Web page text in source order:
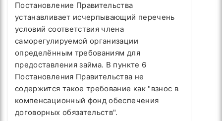
Постановление Правительства
устанавливает исчерпывающий перечень
условий соответствия члена
саморегулируемой организации
определённым требованиям для
предоставления займа. В пункте 6
Постановления Правительства не
содержится такое требование как"взнос в
компенсационный фонд обеспечения
договорных обязательств".